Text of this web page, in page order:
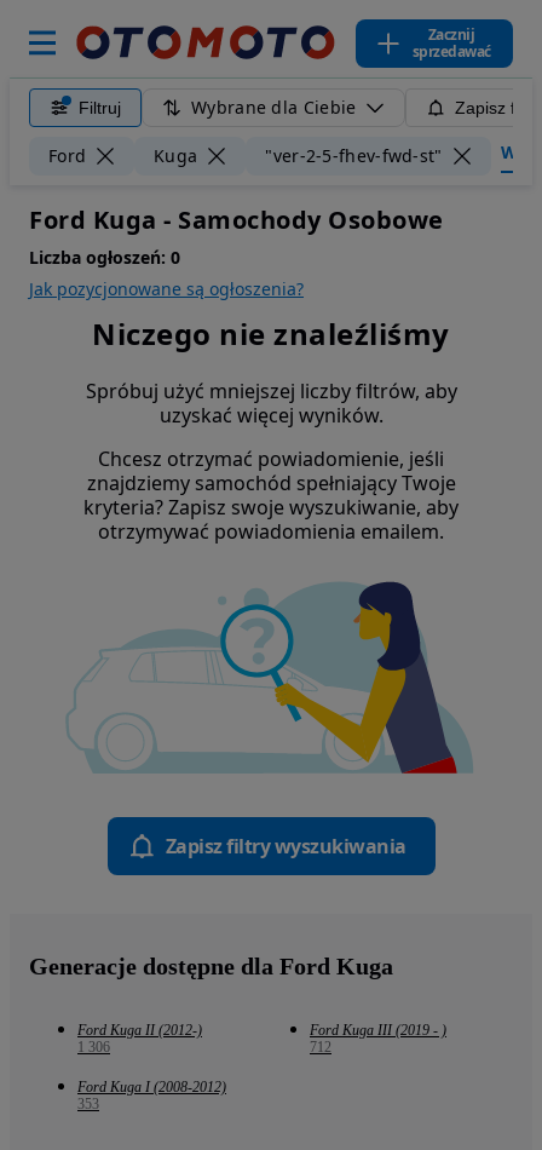
Zacznij
sprzedawać
Filtruj Wybrane dla Ciebie Zapisz
Ford Kuga "ver-2-5-fhev-fwd-st"
Ford Kuga - Samochody Osobowe
Liczba ogłoszeń: 0
Jak pozycjonowane są ogłoszenia?
Niczego nie znaleźliśmy
Spróbuj użyć mniejszej liczby filtrów, aby
uzyskać więcej wyników.
Chcesz otrzymać powiadomienie, jeśli
znajdziemy samochód spełniający Twoje
kryteria? Zapisz swoje wyszukiwanie, aby
otrzymywać powiadomienia emailem.
Zapisz filtry wyszukiwania
Generacje dostępne dla Ford Kuga
Ford Kuga II (2012-)
1 306
Ford Kuga III (2019 - )
712
Ford Kuga I (2008-2012)
353